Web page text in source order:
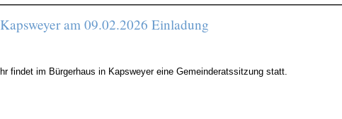
am 09.02.2026 Einladung
findet im Bürgerhaus in Kapsweyer eine Gemeinderatssitzung statt.